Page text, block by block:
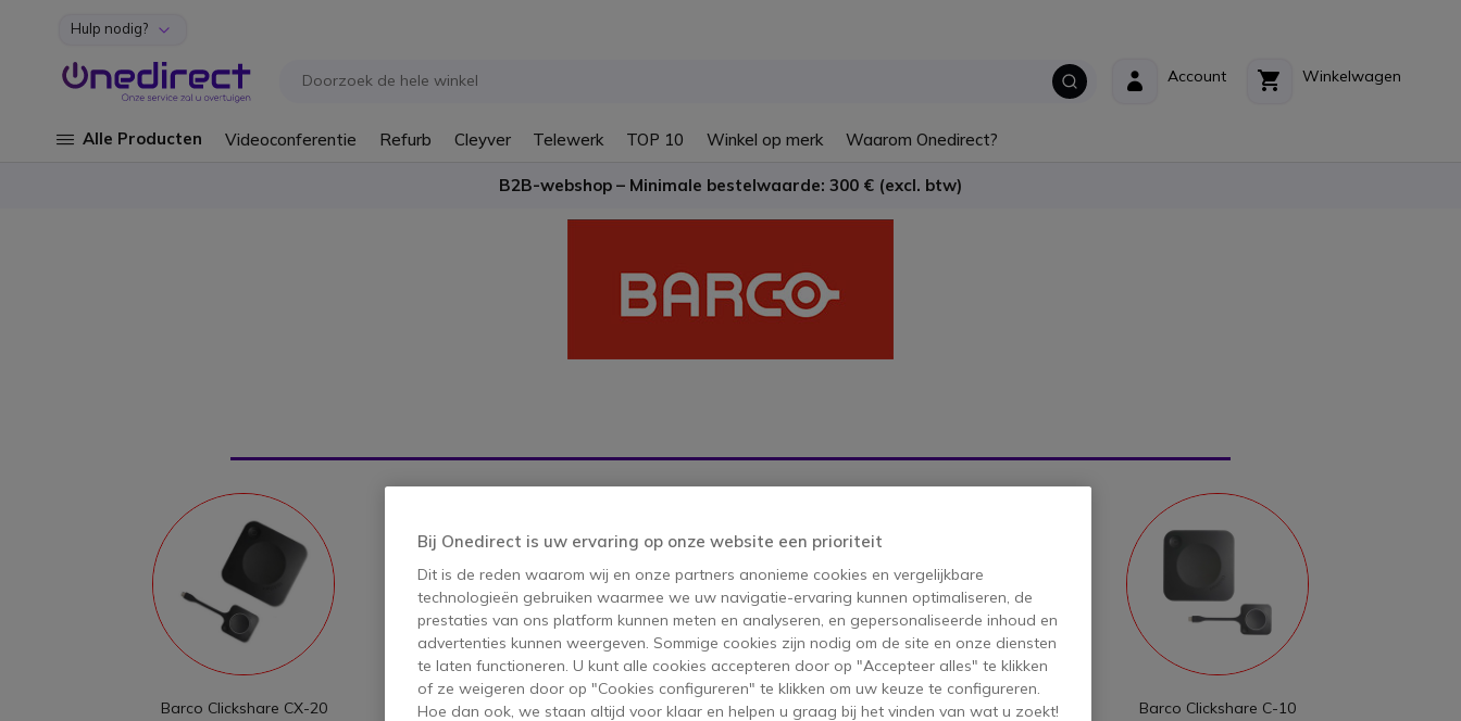
Ga naar de inhoud
Hulp nodig?
Winkelwagen
Account
Alle Producten Videoconferentie Refurb Cleyver Telewerk TOP 10 Winkel op merk Waarom Onedirect?
B2B-webshop – Minimale bestelwaarde: 300 € (excl. btw)
Barco Clickshare CX-20 Barco Clickshare CX-30 Barco ClickShare CX-50 Barco Clickshare C-5 Barco Clickshare C-10
Bij Onedirect is uw ervaring op onze website een prioriteit
Dit is de reden waarom wij en onze partners anonieme cookies en vergelijkbare
technologieën gebruiken waarmee we uw navigatie-ervaring kunnen optimaliseren, de
prestaties van ons platform kunnen meten en analyseren, en gepersonaliseerde inhoud en
advertenties kunnen weergeven. Sommige cookies zijn nodig om de site en onze diensten
te laten functioneren. U kunt alle cookies accepteren door op "Accepteer alles" te klikken
of ze weigeren door op "Cookies configureren" te klikken om uw keuze te configureren.
Hoe dan ook, we staan altijd voor klaar en helpen u graag bij het vinden van wat u zoekt!